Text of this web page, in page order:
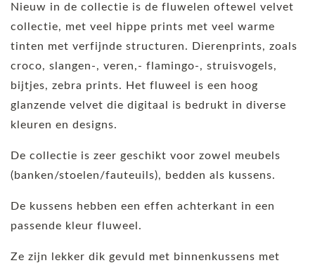
Nieuw in de collectie is de fluwelen oftewel velvet
collectie, met veel hippe prints met veel warme
tinten met verfijnde structuren. Dierenprints, zoals
croco, slangen-, veren,- flamingo-, struisvogels,
bijtjes, zebra prints. Het fluweel is een hoog
glanzende velvet die digitaal is bedrukt in diverse
kleuren en designs.
De collectie is zeer geschikt voor zowel meubels
(banken/stoelen/fauteuils), bedden als kussens.
De kussens hebben een effen achterkant in een
passende kleur fluweel.
Ze zijn lekker dik gevuld met binnenkussens met